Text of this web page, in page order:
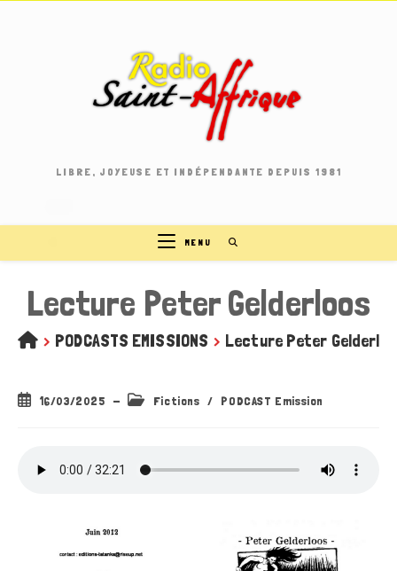
LIBRE, JOYEUSE ET INDÉPENDANTE DEPUIS 1981
MENU
Lecture Peter Gelderloos
> PODCASTS EMISSIONS > Lecture Peter
Publication
16/03/2025
Post Fictions / PODCAST Emission